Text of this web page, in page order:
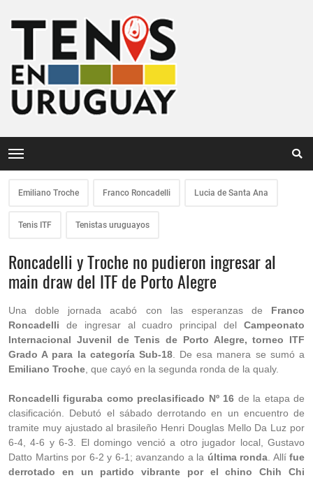
Emiliano Troche Franco Roncadelli Lucia de Santa Ana
Tenis ITF Tenistas uruguayos
Roncadelli y Troche no pudieron ingresar al
main draw del ITF de Porto Alegre
Una doble jornada acabó con las esperanzas de Franco
Roncadelli de ingresar al cuadro principal del Campeonato
Internacional Juvenil de Tenis de Porto Alegre, torneo ITF
Grado A para la categoría Sub-18. De esa manera se sumó a
Emiliano Troche , que cayó en la segunda ronda de la qualy.
Roncadelli figuraba como preclasificado Nº 16 de la etapa de
clasificación. Debutó el sábado derrotando en un encuentro de
tramite muy ajustado al brasileño Henri Douglas Mello Da Luz por
6-4, 4-6 y 6-3. El domingo venció a otro jugador local, Gustavo
Datto Martins por 6-2 y 6-1; avanzando a la última ronda . Allí fue
derrotado en un partido vibrante por el chino Chih Chi